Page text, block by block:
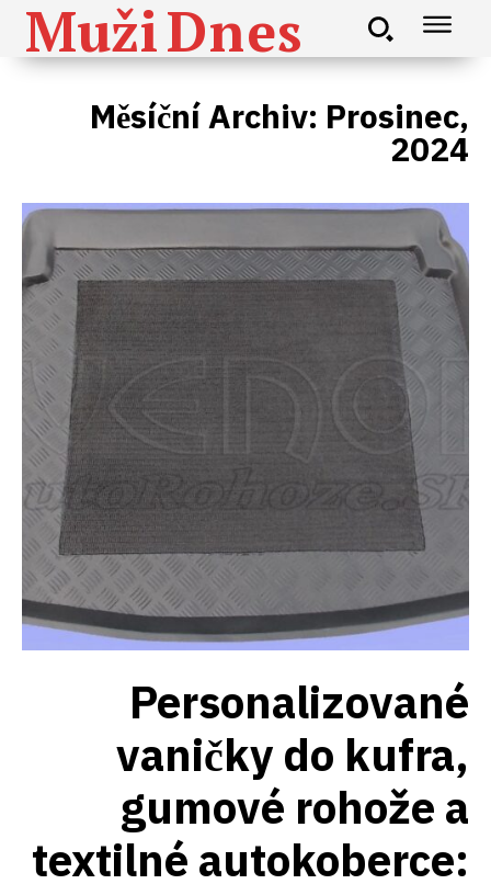
MužiDnes
Měsíční Archiv: Prosinec,
2024
Personalizované
vaničky do kufra,
gumové rohože a
textilné autokoberce: